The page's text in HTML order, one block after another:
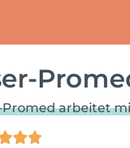
Promed arbeitet